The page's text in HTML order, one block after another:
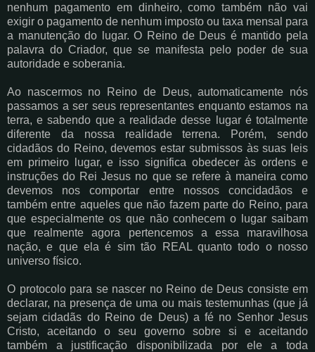
nenhum pagamento em dinheiro, como também não vai
exigir o pagamento de nenhum imposto ou taxa mensal para
a manutenção do lugar. O Reino de Deus é mantido pela
palavra do Criador, que se manifesta pelo poder de sua
autoridade e soberania.
Ao nascermos no Reino de Deus, automaticamente nós
passamos a ser seus representantes enquanto estamos na
terra, e sabendo que a realidade desse lugar é totalmente
diferente da nossa realidade terrena. Porém, sendo
cidadãos do Reino, devemos estar submissos às suas leis
em primeiro lugar, e isso significa obedecer às ordens e
instruções do Rei Jesus no que se refere à maneira como
devemos nos comportar entre nossos concidadãos e
também entre aqueles que não fazem parte do Reino, para
que especialmente os que não conhecem o lugar saibam
que realmente agora pertencemos a essa maravilhosa
nação, e que ela é sim tão REAL quanto todo o nosso
universo físico.
O protocolo para se nascer no Reino de Deus consiste em
declarar, na presença de uma ou mais testemunhas (que já
sejam cidadãs do Reino de Deus) a fé no Senhor Jesus
Cristo, aceitando o seu governo sobre si e aceitando
também a justificação disponibilizada por ele a toda